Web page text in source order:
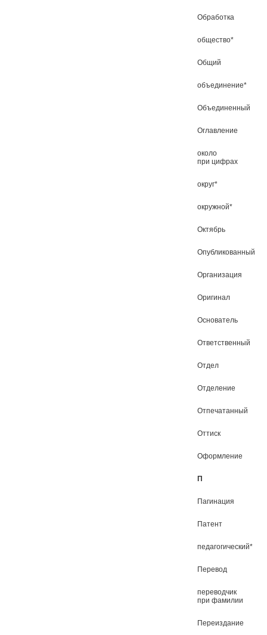
Обработка
общество*
Общий
объединение*
Объединенный
Оглавление
около
при цифрах
округ*
окружной*
Октябрь
Опубликованный
Организация
Оригинал
Основатель
Ответственный
Отдел
Отделение
Отпечатанный
Оттиск
Оформление
П
Пагинация
Патент
педагогический*
Перевод
переводчик
при фамилии
Переиздание